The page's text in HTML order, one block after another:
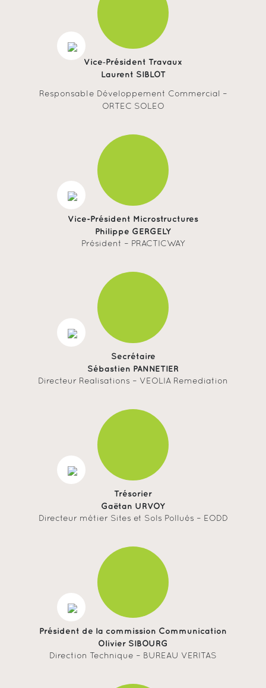
Vice‐Président Travaux
Laurent SIBLOT
Responsable Développement Commercial –
ORTEC SOLEO
Vice-Président Microstructures
Philippe GERGELY
Président – PRACTICWAY
Secrétaire
Sébastien PANNETIER
Directeur Realisations – VEOLIA Remediation
Trésorier
Gaëtan URVOY
Directeur métier Sites et Sols Pollués – EODD
Président de la commission Communication
Olivier SIBOURG
Direction Technique – BUREAU VERITAS